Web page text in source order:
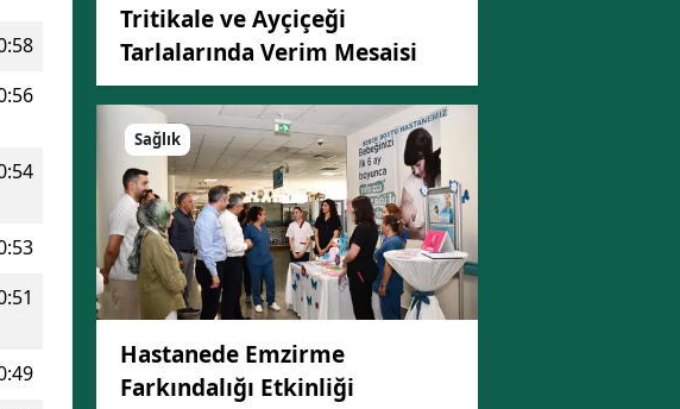
Tritikale ve Ayçiçeği
Tarlalarında Verim Mesaisi
Sağlık
Hastanede Emzirme
Farkındalığı Etkinliği